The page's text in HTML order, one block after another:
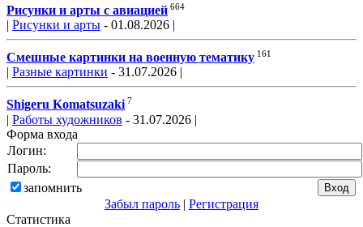
Рисунки и арты с авиацией 664
| Рисунки и арты - 01.08.2026 |
Смешные картинки на военную тематику 161
| Разные картинки - 31.07.2026 |
Shigeru Komatsuzaki 7
| Работы художников - 31.07.2026 |
Форма входа
Логин:
Пароль:
запомнить
Забыл пароль | Регистрация
Статистика